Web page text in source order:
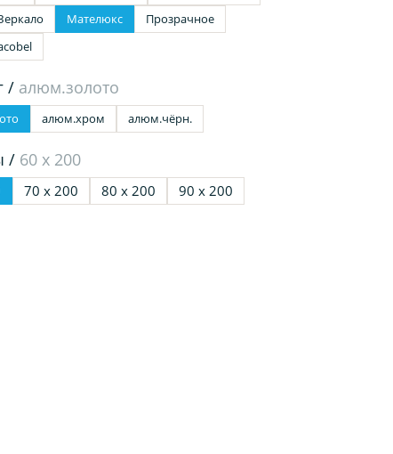
Мателюкс
Прозрачное
/ алюм.золото
алюм.хром алюм.чёрн.
/ 60 х 200
70 х 200 80 х 200 90 х 200